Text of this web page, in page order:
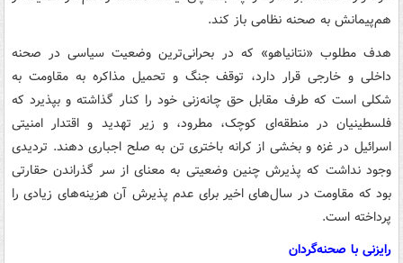
هم‌پیمانش به صحنه نظامی باز کند.
هدف مطلوب «نتانیاهو» که در بحرانی‌ترین وضعیت سیاسی در صحنه
داخلی و خارجی قرار دارد، توقف جنگ و تحمیل مذاکره به مقاومت به
شکلی است که طرف مقابل حق چانه‌زنی خود را کنار گذاشته و بپذیرد که
فلسطینیان در منطقه‌ای کوچک، مطرود، و زیر تهدید و اقتدار امنیتی
اسرائیل در غزه و بخشی از کرانه باختری تن به صلح اجباری دهند. تردیدی
وجود نداشت که پذیرش چنین وضعیتی به معنای از سر گذراندن حقارتی
بود که مقاومت در سال‌های اخیر برای عدم پذیرش آن هزینه‌های زیادی را
پرداخته است.
رایزنی با صحنه‌گردان